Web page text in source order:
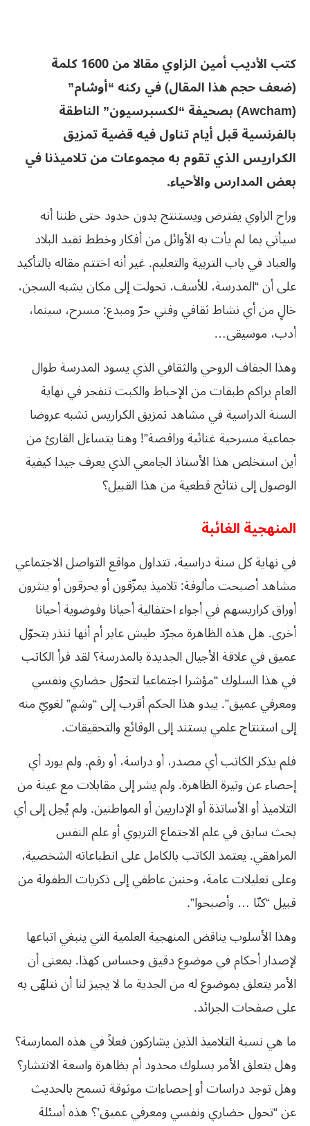
كتب الأديب أمين الزاوي مقالا من 1600 كلمة
(ضعف حجم هذا المقال) في ركنه “أوشام”
(Awcham) بصحيفة “لكسبرسيون” الناطقة
بالفرنسية قبل أيام تناول فيه قضية تمزيق
الكراريس الذي تقوم به مجموعات من تلاميذنا في
بعض المدارس والأحياء.
وراح الزاوي يفترض ويستنتج بدون حدود حتى ظننا أنه
سيأتي بما لم يأت به الأوائل من أفكار وخطط تفيد البلاد
والعباد في باب التربية والتعليم. غير أنه اختتم مقاله بالتأكيد
على أن “المدرسة، للأسف، تحولت إلى مكان يشبه السجن،
خالٍ من أي نشاط ثقافي وفني حرّ ومبدع: مسرح، سينما،
أدب، موسيقى…
وهذا الجفاف الروحي والثقافي الذي يسود المدرسة طوال
العام يراكم طبقات من الإحباط والكبت تنفجر في نهاية
السنة الدراسية في مشاهد تمزيق الكراريس تشبه عروضا
جماعية مسرحية غنائية وراقصة”! وهنا يتساءل القارئ من
أين استخلص هذا الأستاذ الجامعي الذي يعرف جيدا كيفية
الوصول إلى نتائج قطعية من هذا القبيل؟
المنهجية الغائبة
في نهاية كل سنة دراسية، تتداول مواقع التواصل الاجتماعي
مشاهد أصبحت مألوفة: تلاميذ يمزّقون أو يحرقون أو ينثرون
أوراق كراريسهم في أجواء احتفالية أحيانا وفوضوية أحيانا
أخرى. هل هذه الظاهرة مجرّد طيش عابر أم أنها تنذر بتحوّل
عميق في علاقة الأجيال الجديدة بالمدرسة؟ لقد قرأ الكاتب
في هذا السلوك “مؤشرا اجتماعيا لتحوّل حضاري ونفسي
ومعرفي عميق”. يبدو هذا الحكم أقرب إلى “وشمٍ” لغويّ منه
إلى استنتاج علمي يستند إلى الوقائع والتحقيقات.
فلم يذكر الكاتب أي مصدر، أو دراسة، أو رقم. ولم يورد أي
إحصاء عن وتيرة الظاهرة. ولم يشر إلى مقابلات مع عينة من
التلاميذ أو الأساتذة أو الإداريين أو المواطنين. ولم يُحِل إلى أي
بحث سابق في علم الاجتماع التربوي أو علم النفس
المراهقي. يعتمد الكاتب بالكامل على انطباعاته الشخصية،
وعلى تعليلات عامة، وحنين عاطفي إلى ذكريات الطفولة من
قبيل “كنّا … وأصبحوا”.
وهذا الأسلوب يناقض المنهجية العلمية التي ينبغي اتباعها
لإصدار أحكام في موضوع دقيق وحساس كهذا. بمعنى أن
الأمر يتعلق بموضوع له من الجدية ما لا يجيز لنا أن نتلهّى به
على صفحات الجرائد.
ما هي نسبة التلاميذ الذين يشاركون فعلاً في هذه الممارسة؟
وهل يتعلق الأمر بسلوك محدود أم بظاهرة واسعة الانتشار؟
وهل توجد دراسات أو إحصاءات موثوقة تسمح بالحديث
عن “تحول حضاري ونفسي ومعرفي عميق’؟ هذه أسئلة